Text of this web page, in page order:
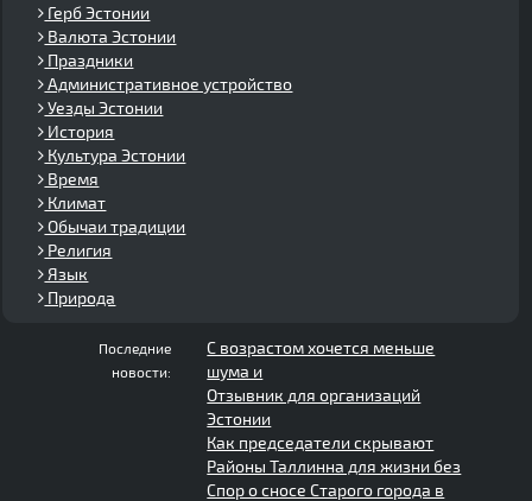
Герб Эстонии
Валюта Эстонии
Праздники
Административное устройство
Уезды Эстонии
История
Культура Эстонии
Время
Климат
Обычаи традиции
Религия
Язык
Природа
Последние
новости:
С возрастом хочется меньше
шума и
Отзывник для организаций
Эстонии
Как председатели скрывают
Районы Таллинна для жизни без
Спор о сносе Старого города в